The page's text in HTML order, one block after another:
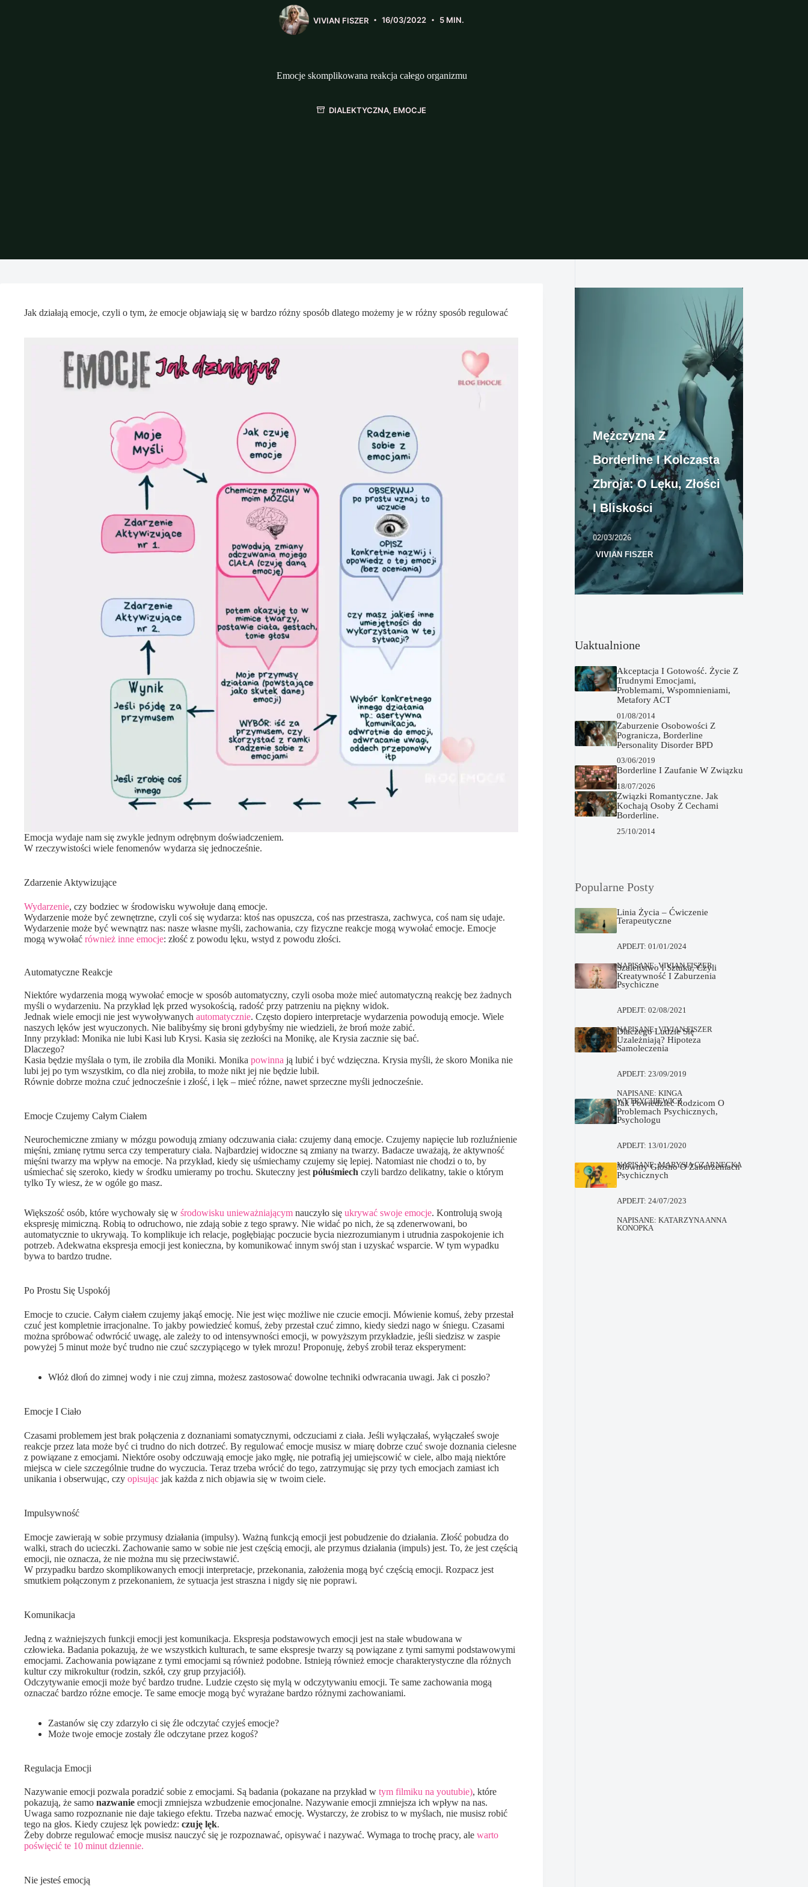
VIVIAN FISZER 16/03/2022 5 MIN.
Emocje skomplikowana reakcja całego organizmu
DIALEKTYCZNA, EMOCJE
Jak działają emocje, czyli o tym, że emocje objawiają się w bardzo różny sposób dlatego możemy je w różny sposób regulować
Emocja wydaje nam się zwykle jednym odrębnym doświadczeniem.
W rzeczywistości wiele fenomenów wydarza się jednocześnie.
Zdarzenie Aktywizujące
Wydarzenie, czy bodziec w środowisku wywołuje daną emocje.
Wydarzenie może być zewnętrzne, czyli coś się wydarza: ktoś nas opuszcza, coś nas przestrasza, zachwyca, coś nam się udaje.
Wydarzenie może być wewnątrz nas: nasze własne myśli, zachowania, czy fizyczne reakcje mogą wywołać emocje. Emocje
mogą wywołać również inne emocje: złość z powodu lęku, wstyd z powodu złości.
Automatyczne Reakcje
Niektóre wydarzenia mogą wywołać emocje w sposób automatyczny, czyli osoba może mieć automatyczną reakcję bez żadnych
myśli o wydarzeniu. Na przykład lęk przed wysokością, radość przy patrzeniu na piękny widok.
Jednak wiele emocji nie jest wywoływanych automatycznie. Często dopiero interpretacje wydarzenia powodują emocje. Wiele
naszych lęków jest wyuczonych. Nie balibyśmy się broni gdybyśmy nie wiedzieli, że broń może zabić.
Inny przykład: Monika nie lubi Kasi lub Krysi. Kasia się zezłości na Monikę, ale Krysia zacznie się bać.
Dlaczego?
Kasia będzie myślała o tym, ile zrobiła dla Moniki. Monika powinna ją lubić i być wdzięczna. Krysia myśli, że skoro Monika nie
lubi jej po tym wszystkim, co dla niej zrobiła, to może nikt jej nie będzie lubił.
Równie dobrze można czuć jednocześnie i złość, i lęk – mieć różne, nawet sprzeczne myśli jednocześnie.
Emocje Czujemy Całym Ciałem
Neurochemiczne zmiany w mózgu powodują zmiany odczuwania ciała: czujemy daną emocje. Czujemy napięcie lub rozluźnienie
mięśni, zmianę rytmu serca czy temperatury ciała. Najbardziej widoczne są zmiany na twarzy. Badacze uważają, że aktywność
mięśni twarzy ma wpływ na emocje. Na przykład, kiedy się uśmiechamy czujemy się lepiej. Natomiast nie chodzi o to, by
uśmiechać się szeroko, kiedy w środku umieramy po trochu. Skuteczny jest półuśmiech czyli bardzo delikatny, takie o którym
tylko Ty wiesz, że w ogóle go masz.
Większość osób, które wychowały się w środowisku unieważniającym nauczyło się ukrywać swoje emocje. Kontrolują swoją
ekspresję mimiczną. Robią to odruchowo, nie zdają sobie z tego sprawy. Nie widać po nich, że są zdenerwowani, bo
automatycznie to ukrywają. To komplikuje ich relacje, pogłębiając poczucie bycia niezrozumianym i utrudnia zaspokojenie ich
potrzeb. Adekwatna ekspresja emocji jest konieczna, by komunikować innym swój stan i uzyskać wsparcie. W tym wypadku
bywa to bardzo trudne.
Po Prostu Się Uspokój
Emocje to czucie. Całym ciałem czujemy jakąś emocję. Nie jest więc możliwe nie czucie emocji. Mówienie komuś, żeby przestał
czuć jest kompletnie irracjonalne. To jakby powiedzieć komuś, żeby przestał czuć zimno, kiedy siedzi nago w śniegu. Czasami
można spróbować odwrócić uwagę, ale zależy to od intensywności emocji, w powyższym przykładzie, jeśli siedzisz w zaspie
powyżej 5 minut może być trudno nie czuć szczypiącego w tyłek mrozu! Proponuję, żebyś zrobił teraz eksperyment:
Włóż dłoń do zimnej wody i nie czuj zimna, możesz zastosować dowolne techniki odwracania uwagi. Jak ci poszło?
Emocje I Ciało
Czasami problemem jest brak połączenia z doznaniami somatycznymi, odczuciami z ciała. Jeśli wyłączałaś, wyłączałeś swoje
reakcje przez lata może być ci trudno do nich dotrzeć. By regulować emocje musisz w miarę dobrze czuć swoje doznania cielesne
z powiązane z emocjami. Niektóre osoby odczuwają emocje jako mgłę, nie potrafią jej umiejscowić w ciele, albo mają niektóre
miejsca w ciele szczególnie trudne do wyczucia. Teraz trzeba wrócić do tego, zatrzymując się przy tych emocjach zamiast ich
unikania i obserwując, czy opisując jak każda z nich objawia się w twoim ciele.
Impulsywność
Emocje zawierają w sobie przymusy działania (impulsy). Ważną funkcją emocji jest pobudzenie do działania. Złość pobudza do
walki, strach do ucieczki. Zachowanie samo w sobie nie jest częścią emocji, ale przymus działania (impuls) jest. To, że jest częścią
emocji, nie oznacza, że nie można mu się przeciwstawić.
W przypadku bardzo skomplikowanych emocji interpretacje, przekonania, założenia mogą być częścią emocji. Rozpacz jest
smutkiem połączonym z przekonaniem, że sytuacja jest straszna i nigdy się nie poprawi.
Komunikacja
Jedną z ważniejszych funkcji emocji jest komunikacja. Ekspresja podstawowych emocji jest na stałe wbudowana w
człowieka. Badania pokazują, że we wszystkich kulturach, te same ekspresje twarzy są powiązane z tymi samymi podstawowymi
emocjami. Zachowania powiązane z tymi emocjami są również podobne. Istnieją również emocje charakterystyczne dla różnych
kultur czy mikrokultur (rodzin, szkół, czy grup przyjaciół).
Odczytywanie emocji może być bardzo trudne. Ludzie często się mylą w odczytywaniu emocji. Te same zachowania mogą
oznaczać bardzo różne emocje. Te same emocje mogą być wyrażane bardzo różnymi zachowaniami.
Zastanów się czy zdarzyło ci się źle odczytać czyjeś emocje?
Może twoje emocje zostały źle odczytane przez kogoś?
Regulacja Emocji
Nazywanie emocji pozwala poradzić sobie z emocjami. Są badania (pokazane na przykład w tym filmiku na youtubie), które
pokazują, że samo nazwanie emocji zmniejsza wzbudzenie emocjonalne. Nazywanie emocji zmniejsza ich wpływ na nas.
Uwaga samo rozpoznanie nie daje takiego efektu. Trzeba nazwać emocję. Wystarczy, że zrobisz to w myślach, nie musisz robić
tego na głos. Kiedy czujesz lęk powiedz: czuję lęk.
Żeby dobrze regulować emocje musisz nauczyć się je rozpoznawać, opisywać i nazywać. Wymaga to trochę pracy, ale warto
poświęcić te 10 minut dziennie.
Nie jesteś emocją
Mężczyzna Z
Borderline I Kolczasta
Zbroja: O Lęku, Złości
I Bliskości
02/03/2026
VIVIAN FISZER
Uaktualnione
Akceptacja I Gotowość. Życie Z
Trudnymi Emocjami,
Problemami, Wspomnieniami,
Metafory ACT
01/08/2014
Zaburzenie Osobowości Z
Pogranicza, Borderline
Personality Disorder BPD
03/06/2019
Borderline I Zaufanie W Związku
18/07/2026
Związki Romantyczne. Jak
Kochają Osoby Z Cechami
Borderline.
25/10/2014
Popularne Posty
Linia Życia – Ćwiczenie
Terapeutyczne
APDEJT:01/01/2024
NAPISANE:VIVIAN FISZER
Szaleństwo I Sztuka, Czyli
Kreatywność I Zaburzenia
Psychiczne
APDEJT:02/08/2021
NAPISANE:VIVIAN FISZER
Dlaczego Ludzie Się
Uzależniają? Hipoteza
Samoleczenia
APDEJT:23/09/2019
NAPISANE:KINGA
WYTRYCHIEWICZ
Jak Powiedzieć Rodzicom O
Problemach Psychicznych,
Psychologu
APDEJT: 13/01/2020
NAPISANE:MARYSIA CZARNECKA
Mówmy Głośno O Zaburzeniach
Psychicznych
APDEJT:24/07/2023
NAPISANE:KATARZYNA ANNA
KONOPKA